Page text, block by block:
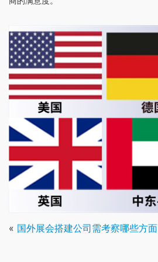
« 国外展会搭建公司需考察哪些方面